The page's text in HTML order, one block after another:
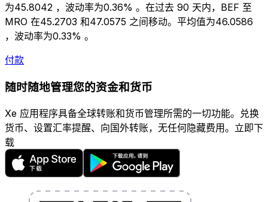
为45.8042 ，波动率为0.36% 。在过去 90 天内，BEF 至
MRO 在45.2703 和47.0575 之间移动。平均值为46.0586
，波动率为0.33% 。
付款
随时随地管理您的资金和货币
Xe 应用程序具备全球转账和货币管理所需的一切功能。兑换
货币、设置汇率提醒、向国外转账，无任何隐藏费用。立即下
载